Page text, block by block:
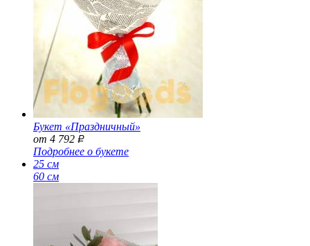
Букет «Праздничный»
от 4 792 Р
Подробнее о букете
25 см
60 см